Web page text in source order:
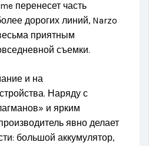
перенесет часть
дорогих линий, Narzo
приятным
съемки.
и на
Наряду с
и ярким
явно делает
большой аккумулятор,